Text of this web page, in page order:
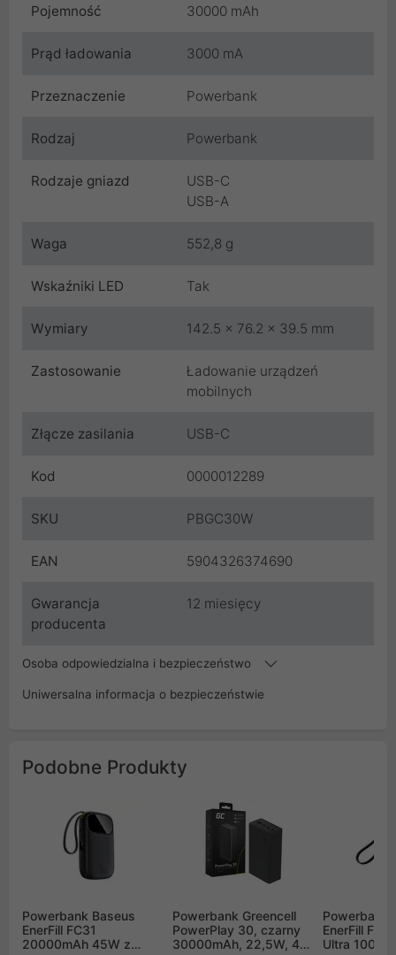
Pojemność 30000 mAh
Prąd ładowania 3000 mA
Przeznaczenie Powerbank
Rodzaj Powerbank
Rodzaje gniazd
USB-C
USB-A
Waga 552,8 g
Wskaźniki LED Tak
Wymiary 142.5 x 76.2 x 39.5 mm
Zastosowanie
Ładowanie urządzeń
mobilnych
Złącze zasilania USB-C
Kod 0000012289
SKU PBGC30W
EAN 5904326374690
Gwarancja
producenta
12 miesięcy
Osoba odpowiedzialna i bezpieczeństwo
Uniwersalna informacja o bezpieczeństwie
Podobne Produkty
Powerbank Baseus
EnerFill FC31
20000mAh 45W z
Powerbank Greencell
PowerPlay 30, czarny
30000mAh, 22,5W, 4
Powerbank
EnerFill
Ultra